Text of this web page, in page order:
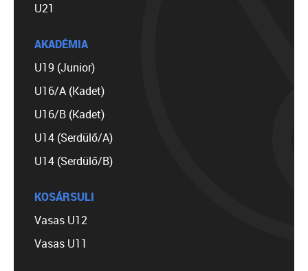
U21
AKADÉMIA
U19 (Junior)
U16/A (Kadet)
U16/B (Kadet)
U14 (Serdülő/A)
U14 (Serdülő/B)
KOSÁRSULI
Vasas U12
Vasas U11